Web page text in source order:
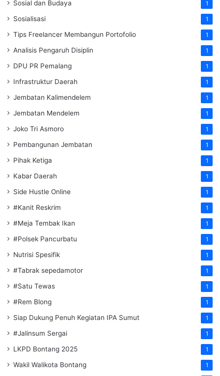
Sosial dan Budaya 1
Sosialisasi 1
Tips Freelancer Membangun Portofolio 1
Analisis Pengaruh Disiplin 1
DPU PR Pemalang 1
Infrastruktur Daerah 1
Jembatan Kalimendelem 1
Jembatan Mendelem 1
Joko Tri Asmoro 1
Pembangunan Jembatan 1
Pihak Ketiga 1
Kabar Daerah 1
Side Hustle Online 1
#Kanit Reskrim 1
#Meja Tembak Ikan 1
#Polsek Pancurbatu 1
Nutrisi Spesifik 1
#Tabrak sepedamotor 1
#Satu Tewas 1
#Rem Blong 1
Siap Dukung Penuh Kegiatan IPA Sumut 1
#Jalinsum Sergai 1
LKPD Bontang 2025 1
Wakil Walikota Bontang 1